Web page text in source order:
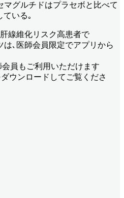
マグルチドはプラセボと比べて
ている｡
肝線維化リスク高患者で
は､医師会員限定でアプリから
員もご利用いただけます
ウンロードしてご覧くださ